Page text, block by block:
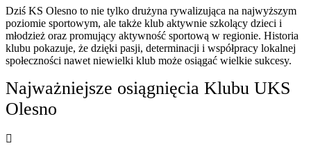
Dziś KS Olesno to nie tylko drużyna rywalizująca na najwyższym
poziomie sportowym, ale także klub aktywnie szkolący dzieci i
młodzież oraz promujący aktywność sportową w regionie. Historia
klubu pokazuje, że dzięki pasji, determinacji i współpracy lokalnej
społeczności nawet niewielki klub może osiągać wielkie sukcesy.
Najważniejsze osiągnięcia Klubu UKS
Olesno